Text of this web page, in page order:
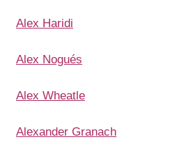
Alex Haridi
Alex Nogués
Alex Wheatle
Alexander Granach